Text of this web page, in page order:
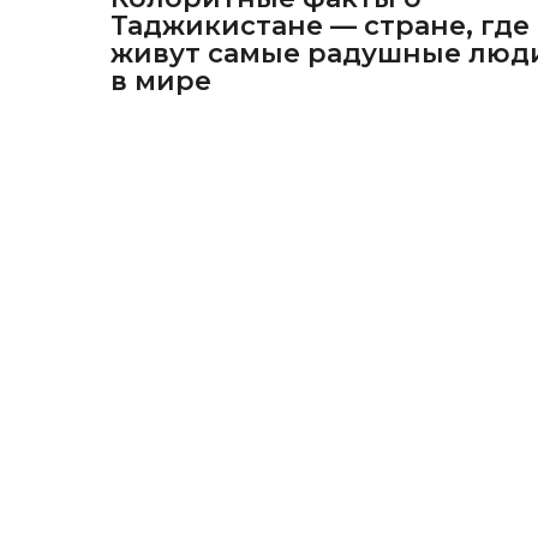
Таджикистане — стране, где
живут самые радушные
в мире